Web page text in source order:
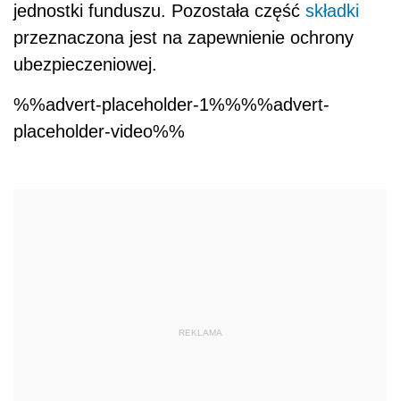
jednostki funduszu. Pozostała część składki
przeznaczona jest na zapewnienie ochrony
ubezpieczeniowej.
%%advert-placeholder-1%%%%advert-
placeholder-video%%